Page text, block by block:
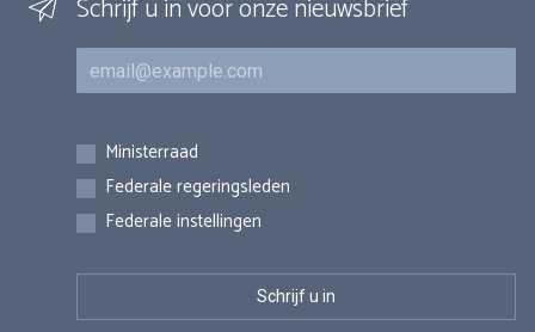
Schrijf u in voor onze nieuwsbrief
E-mail
Inschrijvingen
Ministerraad
Federale regeringsleden
Federale instellingen